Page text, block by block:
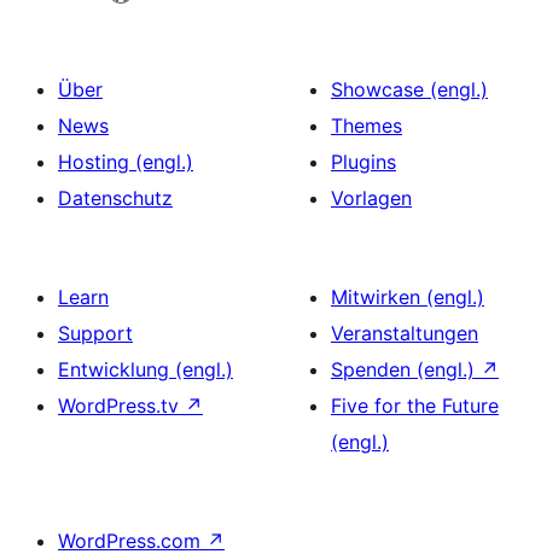
Über
News
Hosting (engl.)
Datenschutz
Showcase (engl.)
Themes
Plugins
Vorlagen
Learn
Support
Entwicklung (engl.)
WordPress.tv ↗
Mitwirken (engl.)
Veranstaltungen
Spenden (engl.) ↗
Five for the Future
(engl.)
WordPress.com ↗